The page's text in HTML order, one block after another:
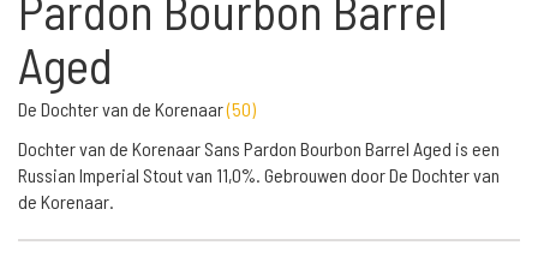
Aged
De Dochter van de Korenaar(50)
Dochter van de Korenaar Sans Pardon Bourbon Barrel Aged is een
Russian Imperial Stout van 11,0%. Gebrouwen door De Dochter van
de Korenaar.